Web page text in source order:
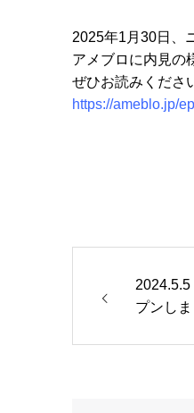
2025年1月30日、
アメブロに内見の
ぜひお読みくださ
https://ameblo.jp/
プンしま